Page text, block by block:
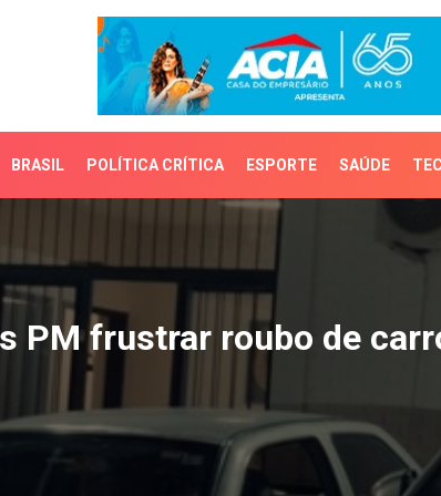
BRASIL POLÍTICA CRÍTICA ESPORTE SAÚDE
frustrar roubo de
PM frustrar roubo de